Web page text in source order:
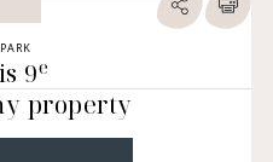
9e
property